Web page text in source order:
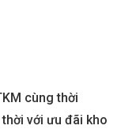
cùng thời
với ưu đãi kho